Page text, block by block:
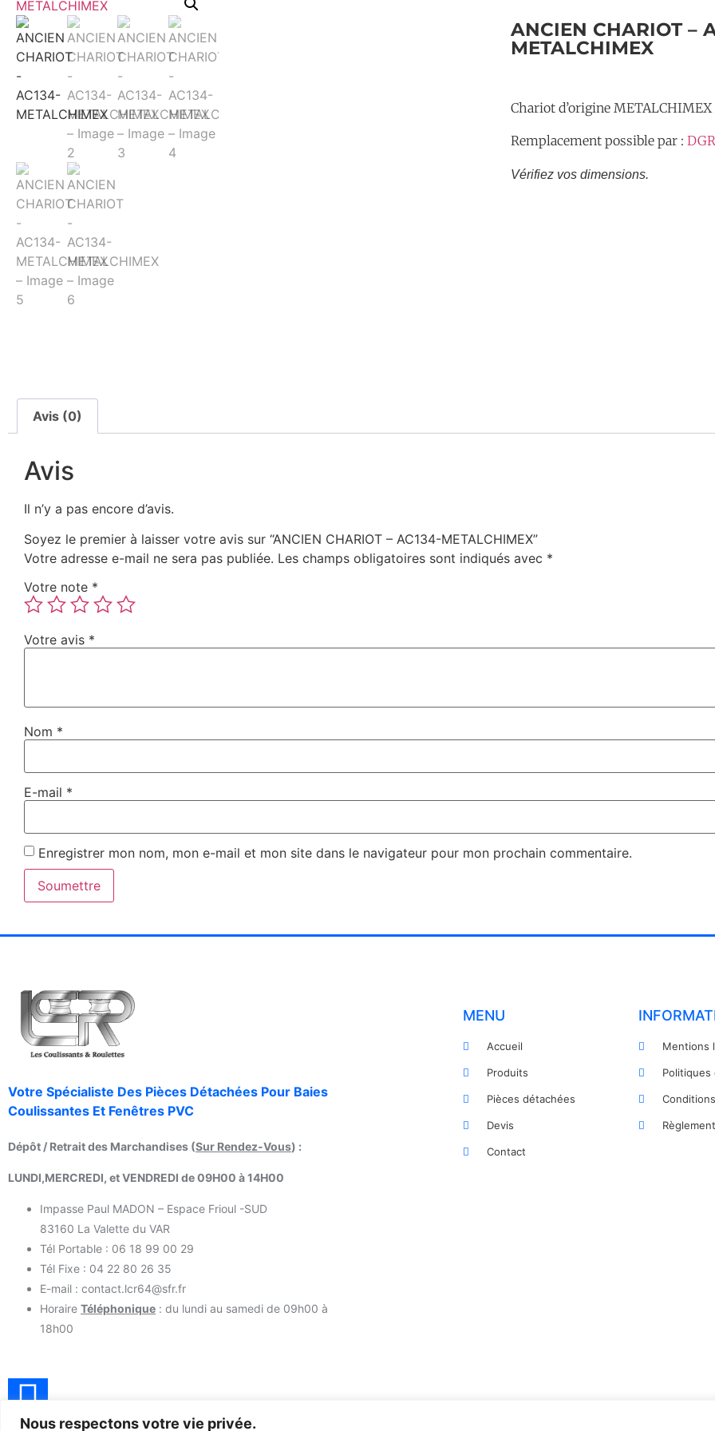
Nous respectons votre vie privée.
ANCIEN CHARIOT –
METALCHIMEX
Chariot d’origine METALCHIMEX
Remplacement possible par :
Vérifiez vos dimensions.
Avis (0)
Avis
Il n’y a pas encore d’avis.
Soyez le premier à laisser votre avis sur “ANCIEN CHARIOT – AC134-METALCHIMEX”
Votre adresse e-mail ne sera pas publiée. Les champs obligatoires sont indiqués avec *
Votre note *
Votre avis *
Nom *
E-mail *
Enregistrer mon nom, mon e-mail et mon site dans le navigateur pour mon prochain commentaire.
Votre Spécialiste Des Pièces Détachées Pour Baies
Coulissantes Et Fenêtres PVC
Dépôt / Retrait des Marchandises (Sur Rendez-Vous) :
LUNDI,MERCREDI, et VENDREDI de 09H00 à 14H00
Impasse Paul MADON – Espace Frioul -SUD
83160 La Valette du VAR
Tél Portable : 06 18 99 00 29
Tél Fixe : 04 22 80 26 35
E-mail : contact.lcr64@sfr.fr
Horaire Téléphonique : du lundi au samedi de 09h00 à
18h00
MENU
Accueil
Produits
Pièces détachées
Devis
Contact
Mentions